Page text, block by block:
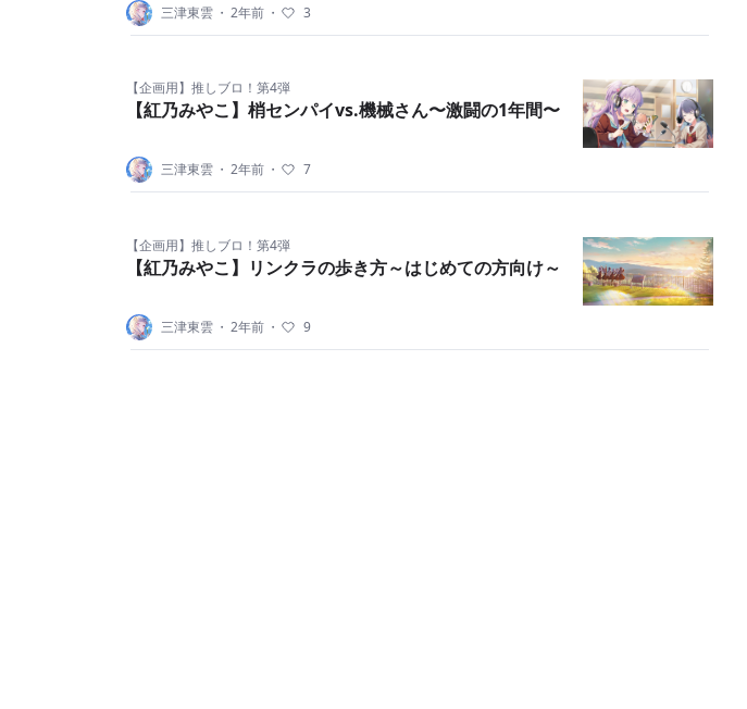
三津東雲 ・ 2年前 ・ 3
【企画用】推しブロ！第4弾
【紅乃みやこ】梢センパイvs.機械さん〜激闘の1年間〜
三津東雲 ・ 2年前 ・ 7
【企画用】推しブロ！第4弾
【紅乃みやこ】リンクラの歩き方～はじめての方向け～
三津東雲 ・ 2年前 ・ 9